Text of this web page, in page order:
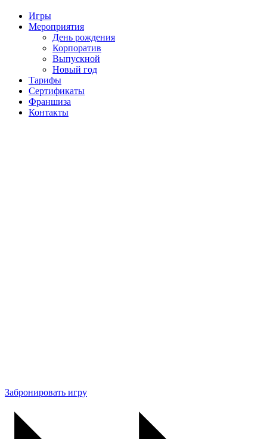
Игры
Мероприятия
День рождения
Корпоратив
Выпускной
Новый год
Тарифы
Сертификаты
Франшиза
Контакты
Забронировать игру